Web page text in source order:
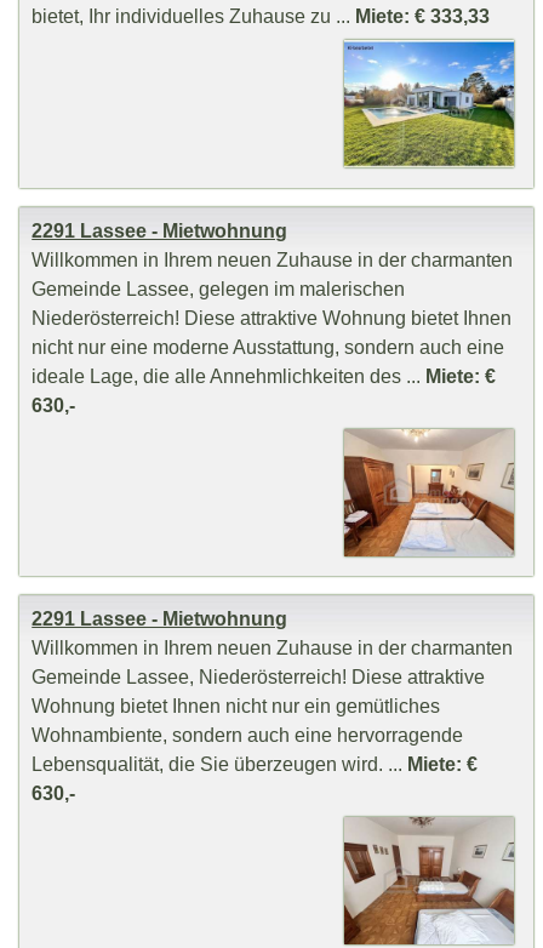
bietet, Ihr individuelles Zuhause zu ... Miete: € 333,33
2291 Lassee - Mietwohnung
Willkommen in Ihrem neuen Zuhause in der charmanten
Gemeinde Lassee, gelegen im malerischen
Niederösterreich! Diese attraktive Wohnung bietet Ihnen
nicht nur eine moderne Ausstattung, sondern auch eine
ideale Lage, die alle Annehmlichkeiten des ... Miete: €
630,-
2291 Lassee - Mietwohnung
Willkommen in Ihrem neuen Zuhause in der charmanten
Gemeinde Lassee, Niederösterreich! Diese attraktive
Wohnung bietet Ihnen nicht nur ein gemütliches
Wohnambiente, sondern auch eine hervorragende
Lebensqualität, die Sie überzeugen wird. ... Miete: €
630,-